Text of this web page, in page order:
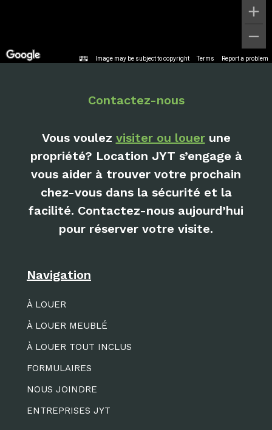
Image may be subject to copyright Terms Report a problem
Contactez-nous
Vous voulez visiter ou louerune
propriété? Location JYT s’engage à
vous aider à trouver votre prochain
chez-vous dans la sécurité et la
facilité. Contactez-nous aujourd’hui
pour réserver votre visite.
Navigation
À LOUER
À LOUER MEUBLÉ
À LOUER TOUT INCLUS
FORMULAIRES
NOUS JOINDRE
ENTREPRISES JYT